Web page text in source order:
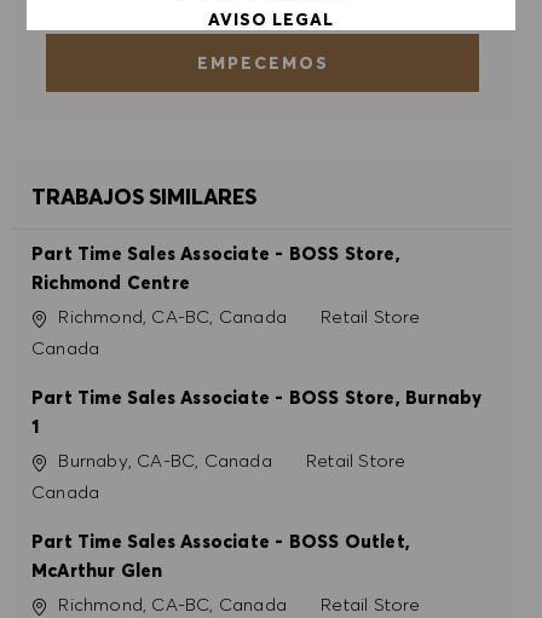
AVISO LEGAL
PREFERENCIAS DE COOKIES
ACEPTAR TODO
EMPECEMOS
TRABAJOS SIMILARES
Part Time Sales Associate - BOSS Store,
Richmond Centre
Ubicación
Richmond, CA-BC, Canada Categoría
Retail Store
Canada
Part Time Sales Associate - BOSS Store, Burnaby
1
Ubicación
Burnaby, CA-BC, Canada Categoría
Retail Store
Canada
Part Time Sales Associate - BOSS Outlet,
McArthur Glen
Ubicación
Richmond, CA-BC, Canada Categoría
Retail Store